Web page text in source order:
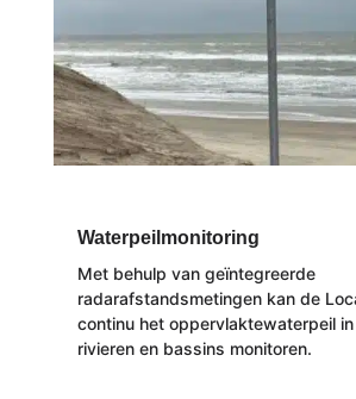
Waterpeilmonitoring
Met behulp van geïntegreerde
radarafstandsmetingen kan de
continu het oppervlaktewaterpeil in
rivieren en bassins monitoren.